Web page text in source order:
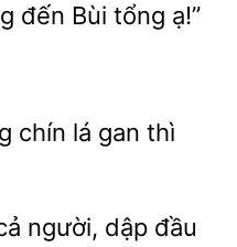
đến Bùi tổng ạ!”
chín
thì
người,
đầu